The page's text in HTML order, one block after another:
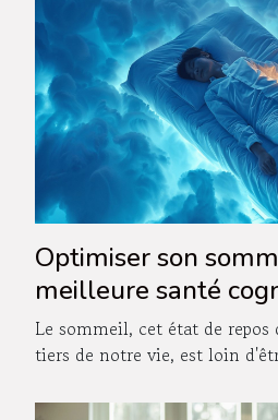
Optimiser son
meilleure santé
découvrez les
connues
Le sommeil, cet état de repos
tiers de notre vie, est loin